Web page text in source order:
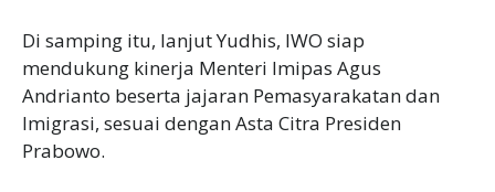
Di samping itu, lanjut Yudhis, IWO siap
mendukung kinerja Menteri Imipas Agus
Andrianto beserta jajaran Pemasyarakatan dan
Imigrasi, sesuai dengan Asta Citra Presiden
Prabowo.